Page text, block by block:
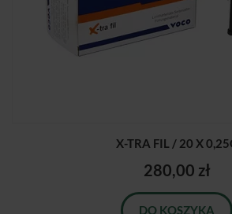
X-TRA FIL / 20 X
280,00 zł
DO KOSZYKA